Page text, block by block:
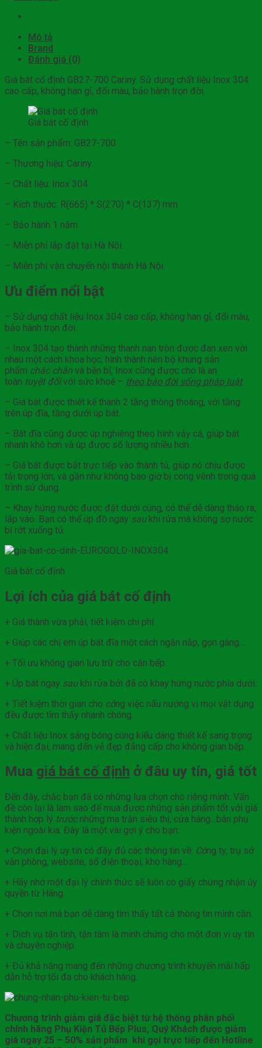
Mô tả
Brand
Đánh giá (0)
Giá bát cố định GB27-700 Cariny. Sử dụng chất liệu Inox 304
cao cấp, không han gỉ, đổi màu, bảo hành trọn đời.
Giá bát cố định
– Tên sản phẩm: GB27-700
– Thương hiệu: Cariny
– Chất liệu: Inox 304
– Kích thước: R(665) * S(270) * C(137) mm
– Bảo hành 1 năm
– Miễn phí lắp đặt tại Hà Nội.
– Miễn phí vận chuyển nội thành Hà Nội.
Ưu điểm nổi bật
– Sử dụng chất liệu Inox 304 cao cấp, không han gỉ, đổi màu,
bảo hành trọn đời.
– Inox 304 tạo thành những thanh nan tròn được đan xen với
nhau một cách khoa học, hình thành nên bộ khung sản
phẩm chắc chắn và bền bỉ, Inox cũng được cho là an
toàn tuyệt đốivới sức khoẻ – theo báo đời sống pháp luật
– Giá bát được thiết kế thành 2 tầng thông thoáng, với tầng
trên úp đĩa, tầng dưới úp bát.
– Bát đĩa cũng được úp nghiêng theo hình vảy cá, giúp bát
nhanh khô hơn và úp được số lượng nhiều hơn.
– Giá bát được bắt trực tiếp vào thành tủ, giúp nó chịu được
tải trọng lớn, và gần như không bao giờ bị cong vênh trong quá
trình sử dụng.
– Khay hứng nước được đặt dưới cùng, có thể dễ dàng tháo ra,
lắp vào. Bạn có thể úp đồ ngay sau khi rửa mà không sợ nước
bị rớt xuống tủ.
Giá bát cố định
Lợi ích của giá bát cố định
+ Giá thành vừa phải, tiết kiệm chi phí
+ Giúp các chị em úp bát đĩa một cách ngăn nắp, gọn gàng…
+ Tối ưu không gian lưu trữ cho căn bếp.
+ Úp bát ngay sau khi rửa bởi đã có khay hứng nước phía dưới.
+ Tiết kiệm thời gian cho công việc nấu nướng vì mọi vật dụng
đều được tìm thấy nhanh chóng.
+ Chất liệu Inox sáng bóng cùng kiểu dáng thiết kế sang trọng
và hiện đại, mang đến vẻ đẹp đẳng cấp cho không gian bếp.
Mua giá bát cố định ở đâu uy tín, giá tốt
Đến đây, chắc bạn đã có những lựa chọn cho riêng mình. Vấn
đề còn lại là làm sao để mua được những sản phẩm tốt với giá
thành hợp lý trước những ma trận siêu thị, cửa hàng…bán phụ
kiện ngoài kia. Đây là một vài gợi ý cho bạn:
+ Chọn đại lý uy tín có đầy đủ các thông tin về: Công ty, trụ sở
văn phòng, website, số điện thoại, kho hàng…
+ Hãy nhớ một đại lý chính thức sẽ luôn có giấy chứng nhận ủy
quyền từ Hãng.
+ Chọn nơi mà bạn dễ dàng tìm thấy tất cả thông tin mình cần.
+ Dịch vụ tận tình, tận tâm là minh chứng cho một đơn vị uy tín
và chuyên nghiệp.
+ Đủ khả năng mang đến những chương trình khuyến mãi hấp
dẫn hỗ trợ tối đa cho khách hàng.
Chương trình giảm giá đặc biệt từ hệ thống phân phối
chính hãng Phụ Kiện Tủ Bếp Plus, Quý Khách được giảm
giá ngay 25 – 50% sản phẩm khi gọi trực tiếp đến Hotline